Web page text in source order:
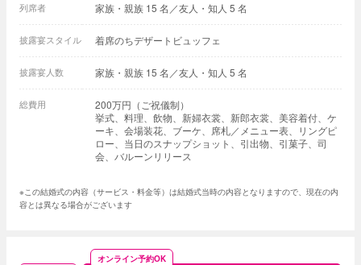
列席者 家族・親族 15 名／友人・知人 5 名
披露宴スタイル 着席のちデザートビュッフェ
披露宴人数 家族・親族 15 名／友人・知人 5 名
総費用
200万円（ご祝儀制）
挙式、料理、飲物、新婦衣裳、新郎衣裳、美容着付、ケ
ーキ、会場装花、ブーケ、席札／メニュー表、リングピ
ロー、当日のスナップショット、引出物、引菓子、司
会、バルーンリリース
※この結婚式の内容（サービス・料金等）は結婚式当時の内容となりますので、現在の内
容とは異なる場合がございます
オンライン予約OK